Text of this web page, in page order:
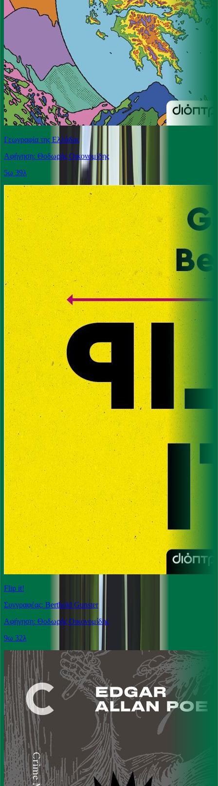
Γεωγραφία της Ελλάδας
Αφήγηση: Θοδωρής Οικονομίδης
5ω 39λ
Flip it!
Συγγραφέας: Berthold Gunster
Αφήγηση: Θοδωρής Οικονομίδης
9ω 32λ